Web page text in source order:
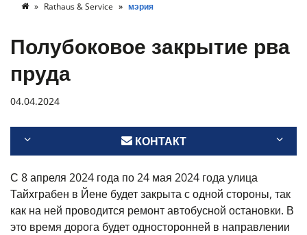
Rathaus & Service мэрия
Полубоковое закрытие рва
пруда
04.04.2024
КОНТАКТ
С 8 апреля 2024 года по 24 мая 2024 года улица
Тайхграбен в Йене будет закрыта с одной стороны, так
как на ней проводится ремонт автобусной остановки. В
это время дорога будет односторонней в направлении